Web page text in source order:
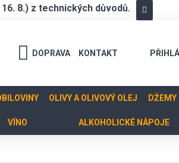
8.) z technických důvodů.
DOPRAVA KONTAKT
OLIVY A OLIVOVÝ OLEJ DŽEMY
VÍNO ALKOHOLICKÉ NÁPOJE